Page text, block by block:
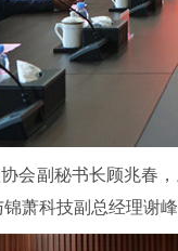
会副秘书长顾兆春
萧科技副总经理谢